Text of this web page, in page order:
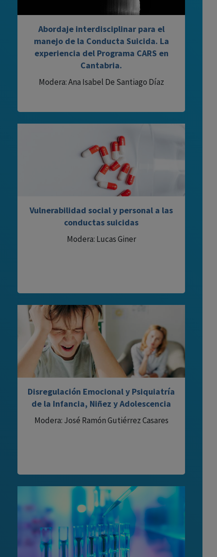
Abordaje interdisciplinar para el
manejo de la Conducta Suicida. La
experiencia del Programa CARS en
Cantabria.
Modera: Ana Isabel De Santiago Díaz
Vulnerabilidad social y personal a las
conductas suicidas
Modera: Lucas Giner
Disregulación Emocional y Psiquiatría
de la Infancia, Niñez y Adolescencia
Modera: José Ramón Gutiérrez Casares